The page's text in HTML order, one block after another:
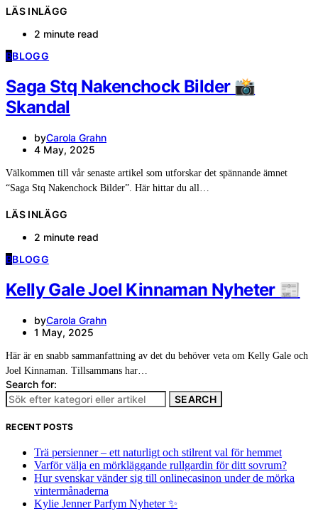
LÄS INLÄGG
2 minute read
BBLOGG
Saga Stq Nakenchock Bilder 📸
Skandal
byCarola Grahn
4 May, 2025
Välkommen till vår senaste artikel som utforskar det spännande ämnet
“Saga Stq Nakenchock Bilder”. Här hittar du all…
LÄS INLÄGG
2 minute read
BBLOGG
Kelly Gale Joel Kinnaman Nyheter 📰
byCarola Grahn
1 May, 2025
Här är en snabb sammanfattning av det du behöver veta om Kelly Gale och
Joel Kinnaman. Tillsammans har…
Search for:
SEARCH
RECENT POSTS
Trä persienner – ett naturligt och stilrent val för hemmet
Varför välja en mörkläggande rullgardin för ditt sovrum?
Hur svenskar vänder sig till onlinecasinon under de mörka
vintermånaderna
Kylie Jenner Parfym Nyheter ✨